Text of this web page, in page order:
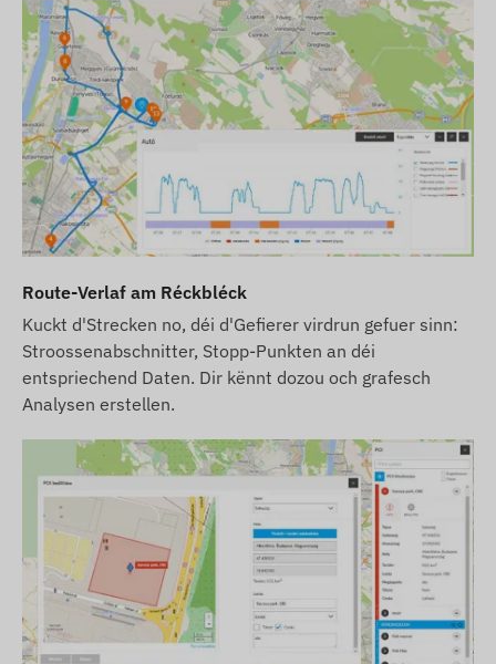
Route-Verlaf am Réckbléck
Kuckt d'Strecken no, déi d'Gefierer virdrun gefuer sinn:
Stroossenabschnitter, Stopp-Punkten an déi
entspriechend Daten. Dir kënnt dozou och grafesch
Analysen erstellen.